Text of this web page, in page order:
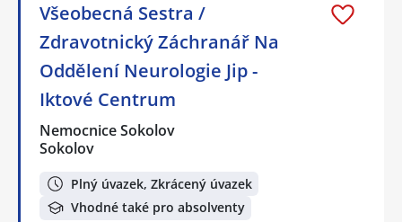
Všeobecná Sestra /
Zdravotnický Záchranář Na
Oddělení Neurologie Jip -
Iktové Centrum
Nemocnice Sokolov
Sokolov
Plný úvazek, Zkrácený úvazek
Vhodné také pro absolventy